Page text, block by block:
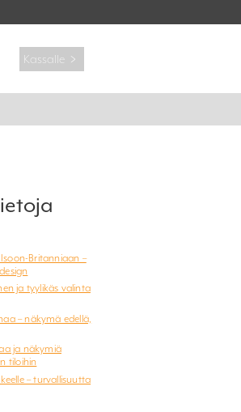
Kassalle ﹥
Britanniaan –
ja tyylikäs valinta
– näkymä edellä,
ja näkymiä
tiloihin
– turvallisuutta